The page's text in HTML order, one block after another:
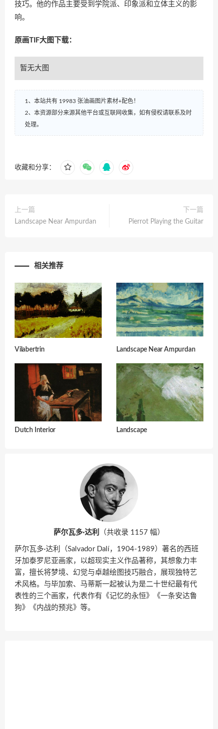
技巧。他的作品主要受到学院派、印象派和立体主义的影
响。
原画TIF大图下载：
暂无大图
1、本站共有 19983 张油画图片素材+配色！
2、本资源部分来源其他平台或互联网收集，如有侵权请联系及时
处理。
收藏和分享：
上一篇
Landscape Near Ampurdan
下一篇
Pierrot Playing the Guitar
相关推荐
Vilabertrin Landscape Near Ampurdan
Dutch Interior Landscape
萨尔瓦多·达利 （共收录 1157 幅）
萨尔瓦多·达利（Salvador Dalí，1904-1989）著名的西班
牙加泰罗尼亚画家，以超现实主义作品著称，其想象力丰
富，擅长将梦境、幻觉与卓越绘图技巧融合，展现独特艺
术风格。与毕加索、马蒂斯一起被认为是二十世纪最有代
表性的三个画家，代表作有《记忆的永恒》《一条安达鲁
狗》《内战的预兆》等。